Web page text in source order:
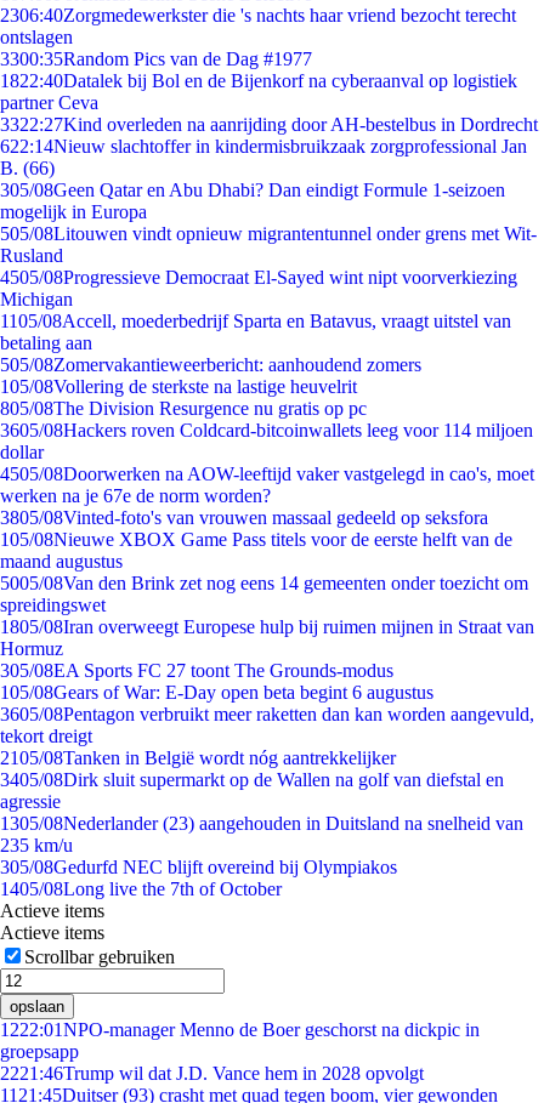
2306:40Zorgmedewerkster die 's nachts haar vriend bezocht terecht
ontslagen
3300:35Random Pics van de Dag #1977
1822:40Datalek bij Bol en de Bijenkorf na cyberaanval op logistiek
partner Ceva
3322:27Kind overleden na aanrijding door AH-bestelbus in Dordrecht
622:14Nieuw slachtoffer in kindermisbruikzaak zorgprofessional Jan
B. (66)
305/08Geen Qatar en Abu Dhabi? Dan eindigt Formule 1-seizoen
mogelijk in Europa
505/08Litouwen vindt opnieuw migrantentunnel onder grens met Wit-
Rusland
4505/08Progressieve Democraat El-Sayed wint nipt voorverkiezing
Michigan
1105/08Accell, moederbedrijf Sparta en Batavus, vraagt uitstel van
betaling aan
505/08Zomervakantieweerbericht: aanhoudend zomers
105/08Vollering de sterkste na lastige heuvelrit
805/08The Division Resurgence nu gratis op pc
3605/08Hackers roven Coldcard-bitcoinwallets leeg voor 114 miljoen
dollar
4505/08Doorwerken na AOW-leeftijd vaker vastgelegd in cao's, moet
werken na je 67e de norm worden?
3805/08Vinted-foto's van vrouwen massaal gedeeld op seksfora
105/08Nieuwe XBOX Game Pass titels voor de eerste helft van de
maand augustus
5005/08Van den Brink zet nog eens 14 gemeenten onder toezicht om
spreidingswet
1805/08Iran overweegt Europese hulp bij ruimen mijnen in Straat van
Hormuz
305/08EA Sports FC 27 toont The Grounds-modus
105/08Gears of War: E-Day open beta begint 6 augustus
3605/08Pentagon verbruikt meer raketten dan kan worden aangevuld,
tekort dreigt
2105/08Tanken in België wordt nóg aantrekkelijker
3405/08Dirk sluit supermarkt op de Wallen na golf van diefstal en
agressie
1305/08Nederlander (23) aangehouden in Duitsland na snelheid van
235 km/u
305/08Gedurfd NEC blijft overeind bij Olympiakos
1405/08Long live the 7th of October
Actieve items
Actieve items
Scrollbar gebruiken
opslaan
1222:01NPO-manager Menno de Boer geschorst na dickpic in
groepsapp
2221:46Trump wil dat J.D. Vance hem in 2028 opvolgt
11 21:45Duitser (93) crasht met quad tegen boom, vier gewonden